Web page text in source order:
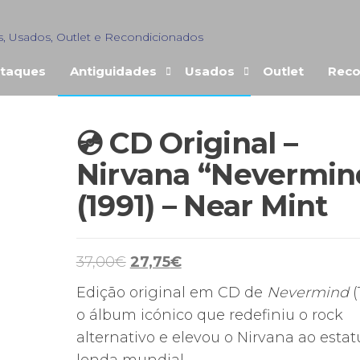
Usados, Outlet e Recondicionados
Antiguidades Usados Outlet
💿 CD Original –
Nirvana
(1991) – Near Mint
37,00€ O
preço
original
era:
37,00€.
27,75€O
preço
é:
27,75€.
Edição original em CD de Nevermind
o álbum icónico que redefiniu o rock
alternativo e elevou o Nirvana ao